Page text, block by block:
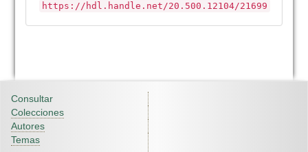
https://hdl.handle.net/20.500.12104/21699
Consultar
Colecciones
Autores
Temas